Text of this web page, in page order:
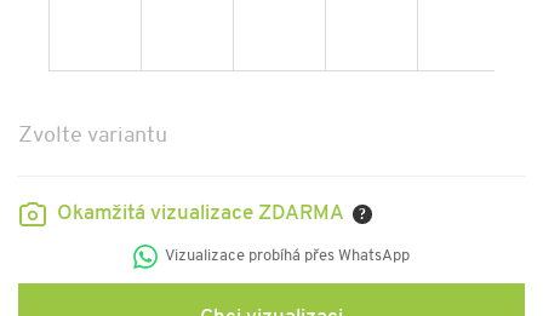
Zvolte variantu
Okamžitá vizualizace ZDARMA ?
Vizualizace probíhá přes WhatsApp